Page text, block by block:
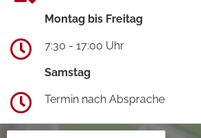
Montag bis Freitag
7:30 - 17:00 Uhr
Samstag
Termin nach Absprache